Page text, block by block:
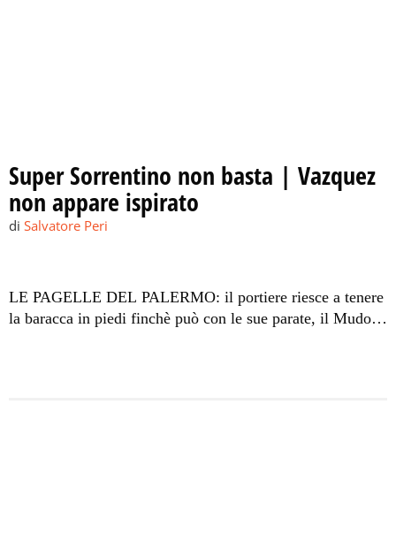
Super Sorrentino non basta | Vazquez
non appare ispirato
di Salvatore Peri
LE PAGELLE DEL PALERMO: il portiere riesce a tenere
la baracca in piedi finchè può con le sue parate, il Mudo